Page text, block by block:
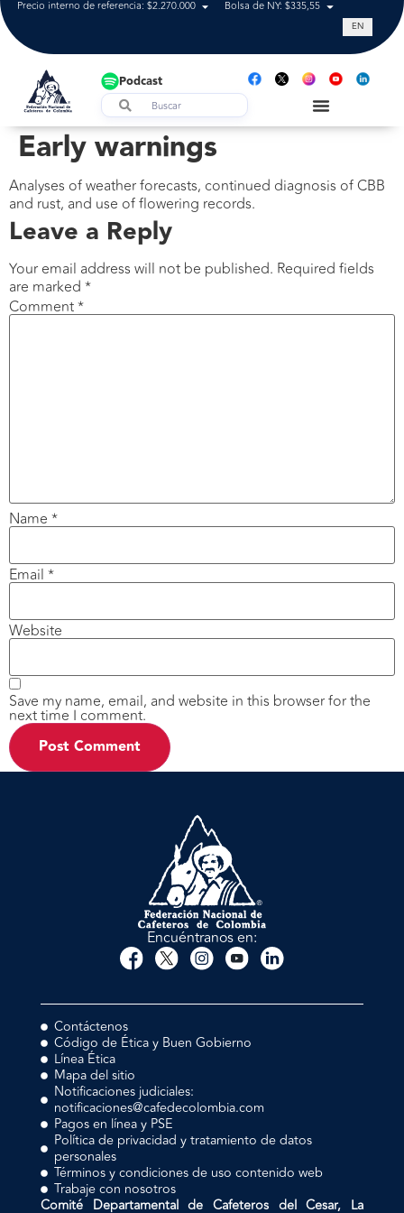
Precio interno de referencia: $2.270.000 Bolsa de NY: $335,55 Tasa de
EN
Podcast
Early warnings
Analyses of weather forecasts, continued diagnosis of CBB
and rust, and use of flowering records.
Leave a Reply
Your email address will not be published. Required fields
are marked *
Comment*
Name *
Email *
Website
Save my name, email, and website in this browser for the
next time I comment.
Encuéntranos en:
Contáctenos
Código de Ética y Buen Gobierno
Línea Ética
Mapa del sitio
Notificaciones judiciales:
notificaciones@cafedecolombia.com
Pagos en línea y PSE
Política de privacidad y tratamiento de datos
personales
Términos y condiciones de uso contenido web
Trabaje con nosotros
Comité Departamental de Cafeteros del Cesar, La